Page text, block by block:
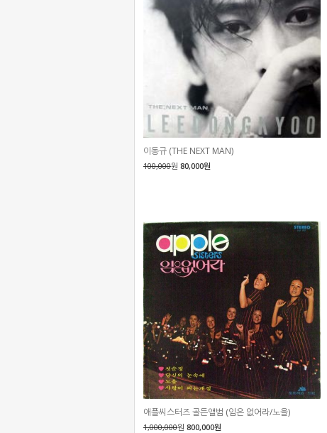
이동규 (THE NEXT MAN)
100,000원 80,000원
애플씨스터즈 골든앨범 (임은 없어라/노을)
1,000,000원 800,000원